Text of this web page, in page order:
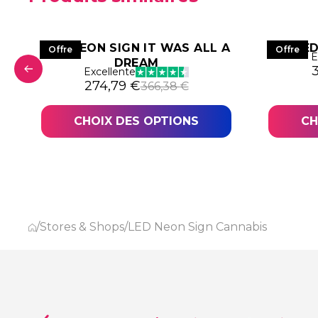
€.
€.
Offre
LED NEON SIGN IT WAS ALL A
DREAM
Excellente
366,38€
Le prix initial était : 366,38 €.
274,79 €
Le prix actuel est : 274,79 €.
CHOIX DES OPTIONS
Offre
/Stores & Shops/LED Neon Sign Cannabis